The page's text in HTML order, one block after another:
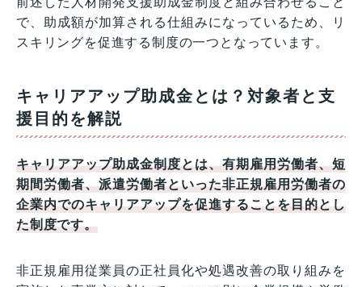
で、助成額が加算される仕組みになっているため、リ
スキリングを促進する制度の一つとなっています。
キャリアアップ助成金とは？対象者と支
援目的を解説
キャリアアップ助成金制度とは、有期雇用労働者、短
期間労働者、派遣労働者といった非正規雇用労働者の
企業内でのキャリアアップを促進することを目的とし
た制度です。
非正規雇用従業員の正社員化や処遇改善の取り組みを